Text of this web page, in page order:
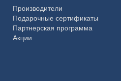
Производители
Подарочные сертификаты
Партнерская программа
Акции